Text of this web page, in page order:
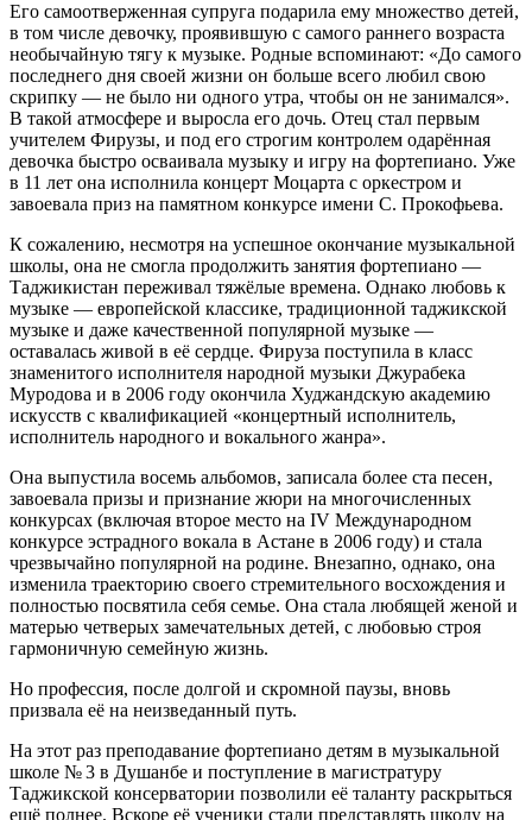
Его самоотверженная супруга подарила ему множество детей,
в том числе девочку, проявившую с самого раннего возраста
необычайную тягу к музыке. Родные вспоминают: «До самого
последнего дня своей жизни он больше всего любил свою
скрипку — не было ни одного утра, чтобы он не занимался».
В такой атмосфере и выросла его дочь. Отец стал первым
учителем Фирузы, и под его строгим контролем одарённая
девочка быстро осваивала музыку и игру на фортепиано. Уже
в 11 лет она исполнила концерт Моцарта с оркестром и
завоевала приз на памятном конкурсе имени С. Прокофьева.
К сожалению, несмотря на успешное окончание музыкальной
школы, она не смогла продолжить занятия фортепиано —
Таджикистан переживал тяжёлые времена. Однако любовь к
музыке — европейской классике, традиционной таджикской
музыке и даже качественной популярной музыке —
оставалась живой в её сердце. Фируза поступила в класс
знаменитого исполнителя народной музыки Джурабека
Муродова и в 2006 году окончила Худжандскую академию
искусств с квалификацией «концертный исполнитель,
исполнитель народного и вокального жанра».
Она выпустила восемь альбомов, записала более ста песен,
завоевала призы и признание жюри на многочисленных
конкурсах (включая второе место на IV Международном
конкурсе эстрадного вокала в Астане в 2006 году) и стала
чрезвычайно популярной на родине. Внезапно, однако, она
изменила траекторию своего стремительного восхождения и
полностью посвятила себя семье. Она стала любящей женой и
матерью четверых замечательных детей, с любовью строя
гармоничную семейную жизнь.
Но профессия, после долгой и скромной паузы, вновь
призвала её на неизведанный путь.
На этот раз преподавание фортепиано детям в музыкальной
школе № 3 в Душанбе и поступление в магистратуру
Таджикской консерватории позволили её таланту раскрыться
ещё полнее. Вскоре её ученики стали представлять школу на